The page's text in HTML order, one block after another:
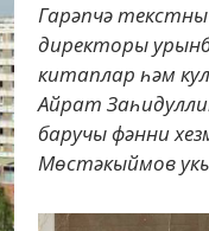
Гарәпчә
директоры
китаплар һәм
Айрат
баручы фәнни
Мөстәкыймов